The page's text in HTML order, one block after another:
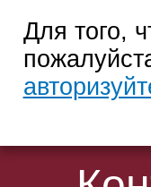
Для того,